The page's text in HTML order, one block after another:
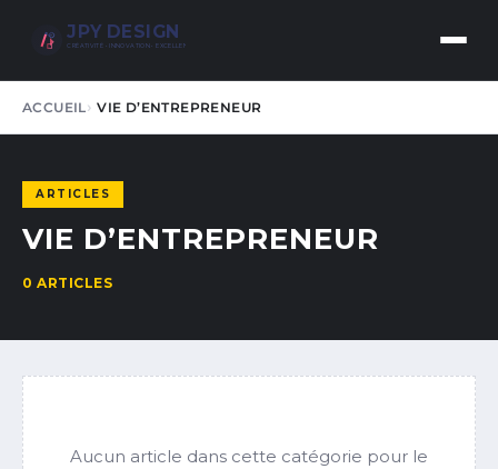
JPY DESIGN
CRÉATIVITÉ • INNOVATION • EXCELLENCE
ACCUEIL VIE D’ENTREPRENEUR
ARTICLES
VIE D’ENTREPRENEUR
0 ARTICLES
Aucun article dans cette catégorie pour le